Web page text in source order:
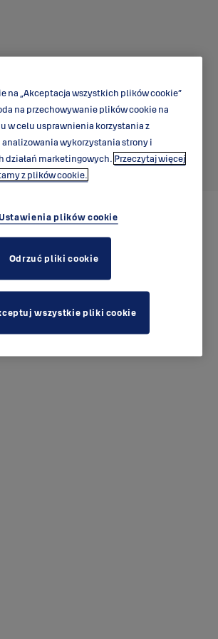
3-16XS Mini
na „Akceptacja wszystkich plików cookie”
na przechowywanie plików cookie na
w celu usprawnienia korzystania z
wykorzystania strony i
działań marketingowych. Przeczytaj więcej
z plików cookie.
plików cookie
Odrzuć pliki cookie
wszystkie pliki cookie